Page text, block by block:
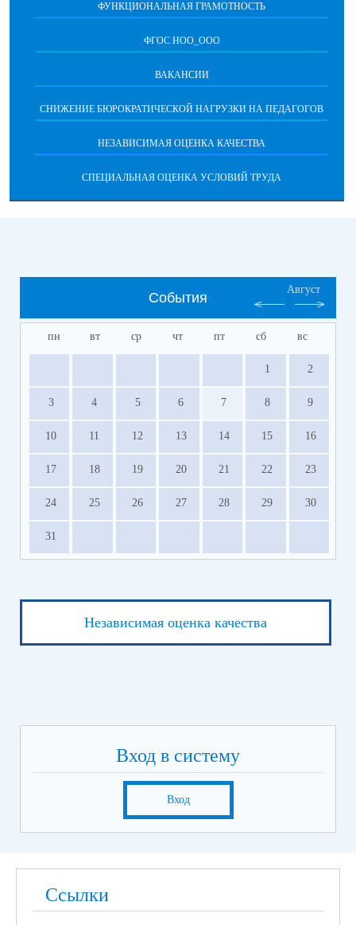
ФУНКЦИОНАЛЬНАЯ ГРАМОТНОСТЬ
ФГОС НОО_ООО
ВАКАНСИИ
СНИЖЕНИЕ БЮРОКРАТИЧЕСКОЙ НАГРУЗКИ НА ПЕДАГОГОВ
НЕЗАВИСИМАЯ ОЦЕНКА КАЧЕСТВА
СПЕЦИАЛЬНАЯ ОЦЕНКА УСЛОВИЙ ТРУДА
События
Август
пн вт ср чт пт сб вс
1 2
3 4 5 6 7 8 9
10 11 12 13 14 15 16
17 18 19 20 21 22 23
24 25 26 27 28 29 30
31
Независимая оценка качества
Вход в систему
Вход
Ссылки